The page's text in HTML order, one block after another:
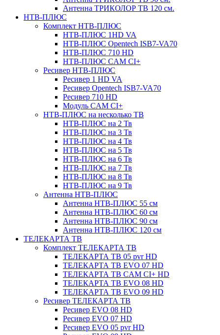
Антенна ТРИКОЛОР ТВ 120 см.
НТВ-ПЛЮС
Комплект НТВ-ПЛЮС
НТВ-ПЛЮС 1HD VA
НТВ-ПЛЮС Opentech ISB7-VA70
НТВ-ПЛЮС 710 HD
НТВ-ПЛЮС CAM CI+
Ресивер НТВ-ПЛЮС
Ресивер 1 HD VA
Ресивер Opentech ISB7-VA70
Ресивер 710 HD
Модуль CAM CI+
НТВ-ПЛЮС на несколько ТВ
НТВ-ПЛЮС на 2 Тв
НТВ-ПЛЮС на 3 Тв
НТВ-ПЛЮС на 4 Тв
НТВ-ПЛЮС на 5 Тв
НТВ-ПЛЮС на 6 Тв
НТВ-ПЛЮС на 7 Тв
НТВ-ПЛЮС на 8 Тв
НТВ-ПЛЮС на 9 Тв
Антенна НТВ-ПЛЮС
Антенна НТВ-ПЛЮС 55 см
Антенна НТВ-ПЛЮС 60 см
Антенна НТВ-ПЛЮС 90 см
Антенна НТВ-ПЛЮС 120 см
ТЕЛЕКАРТА ТВ
Комплект ТЕЛЕКАРТА ТВ
ТЕЛЕКАРТА ТВ 05 pvr HD
ТЕЛЕКАРТА ТВ EVO 07 HD
ТЕЛЕКАРТА ТВ CAM CI+ HD
ТЕЛЕКАРТА ТВ EVO 08 HD
ТЕЛЕКАРТА ТВ EVO 09 HD
Ресивер ТЕЛЕКАРТА ТВ
Ресивер EVO 08 HD
Ресивер EVO 07 HD
Ресивер EVO 05 pvr HD